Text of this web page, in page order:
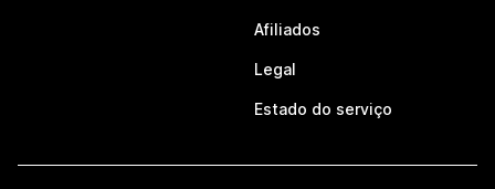
Afiliados
Legal
Estado do serviço